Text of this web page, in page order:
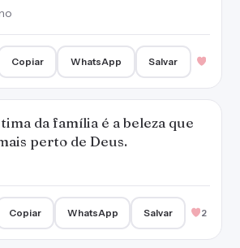
Copiar WhatsApp Salvar
da família é a beleza que
perto de Deus.
Copiar WhatsApp Salvar 2